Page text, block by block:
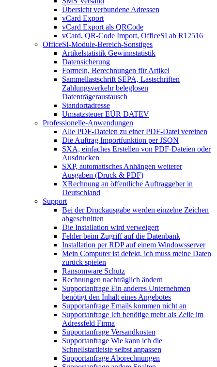
Übersicht verbundene Adressen
vCard Export
vCard Export als QRCode
vCard, QR-Code Import, OfficeSI ab R12516
OfficeSI-Module-Bereich-Sonstiges
Artikelstatistik Gewinnstatistik
Datensicherung
Formeln, Berechnungen für Artikel
Sammellastschrift SEPA, Lastschriften
Zahlungsverkehr beleglosen
Datenträgeraustausch
Standortadresse
Umsatzsteuer EÜR DATEV
Professionelle-Anwendungen
Alle PDF-Dateien zu einer PDF-Datei vereinen
Die Auftrag Importfunktion per JSON
SXA, einfaches Erstellen von PDF-Dateien oder
Ausdrucken
SXP, automatisches Anhängen weiterer
Ausgaben (Druck & PDF)
XRechnung an öffentliche Auftraggeber in
Deutschland
Support
Bei der Druckausgabe werden einzelne Zeichen
abgeschnitten
Die Installation wird verweigert
Fehler beim Zugriff auf die Datenbank
Installation per RDP auf einem Windowsserver
Mein Computer ist defekt, ich muss meine Daten
zurück spielen
Ransomware Schutz
Rechnungen nachträglich ändern
Supportanfrage Ein anderes Unternehmen
benötigt den Inhalt eines Angebotes
Supportanfrage Emails kommen nicht an
Supportanfrage Ich benötige mehr als Zeile im
Adressfeld Firma
Supportanfrage Versandkosten
Supportanfrage Wie kann ich die
Schnellstartleiste selbst anpassen
Supportanfrage Aborechnungen